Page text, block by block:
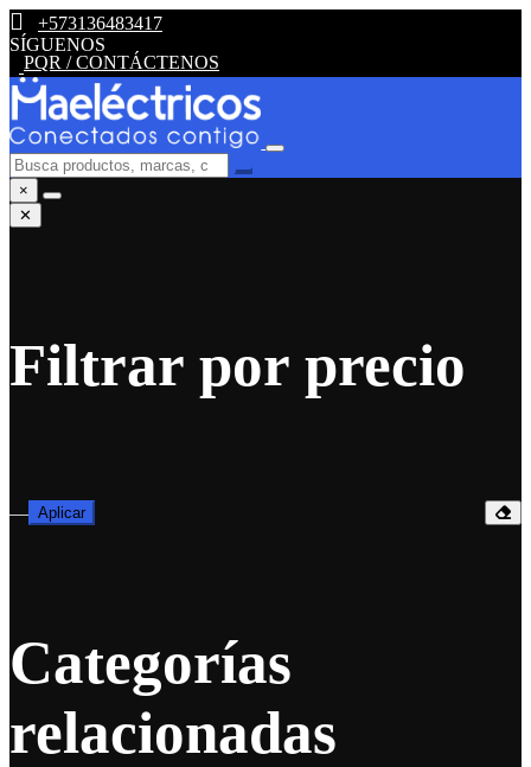
+573136483417
SÍGUENOS
PQR / CONTÁCTENOS
×
✕
Filtrar por precio
— Aplicar
Categorías
relacionadas